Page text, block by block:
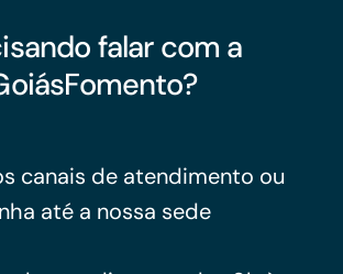
falar com a
canais de atendimento ou
até a nossa sede